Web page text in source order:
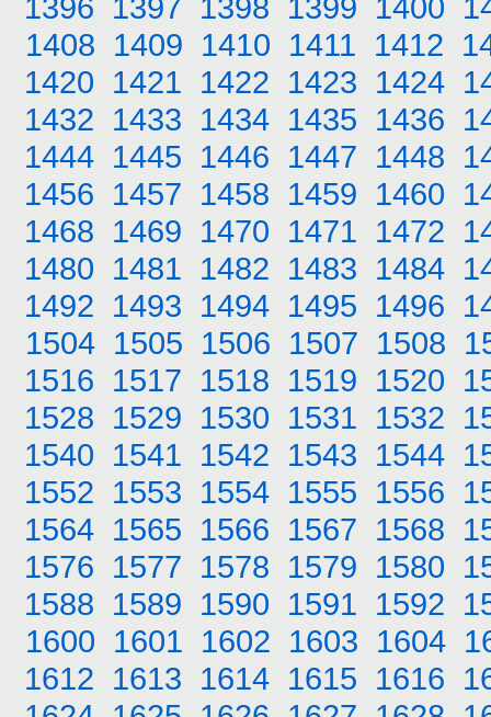
1396 1397 1398 1399 1400
1408 1409 1410 1411 1412
1420 1421 1422 1423 1424
1432 1433 1434 1435 1436
1444 1445 1446 1447 1448
1456 1457 1458 1459 1460
1468 1469 1470 1471 1472
1480 1481 1482 1483 1484
1492 1493 1494 1495 1496
1504 1505 1506 1507 1508
1516 1517 1518 1519 1520
1528 1529 1530 1531 1532
1540 1541 1542 1543 1544
1552 1553 1554 1555 1556
1564 1565 1566 1567 1568
1576 1577 1578 1579 1580
1588 1589 1590 1591 1592
1600 1601 1602 1603 1604
1612 1613 1614 1615 1616